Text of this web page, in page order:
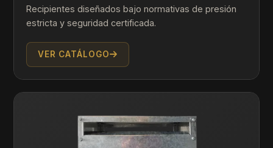
Recipientes diseñados bajo normativas de presión
estricta y seguridad certificada.
VER CATÁLOGO